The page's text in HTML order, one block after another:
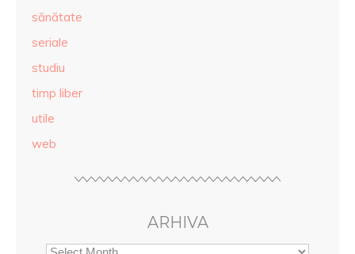
sănătate
seriale
studiu
timp liber
utile
web
ARHIVA